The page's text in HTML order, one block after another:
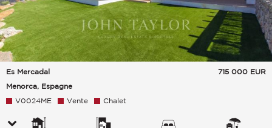
Es Mercadal
Menorca, Espagne
715 000 EUR
V0024ME Vente Chalet